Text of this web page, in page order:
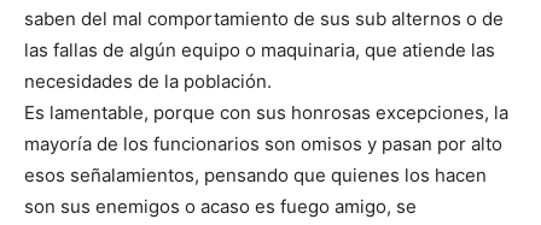
saben del mal comportamiento de sus sub alternos o de
las fallas de algún equipo o maquinaria, que atiende las
necesidades de la población.
Es lamentable, porque con sus honrosas excepciones, la
mayoría de los funcionarios son omisos y pasan por alto
esos señalamientos, pensando que quienes los hacen
son sus enemigos o acaso es fuego amigo, se